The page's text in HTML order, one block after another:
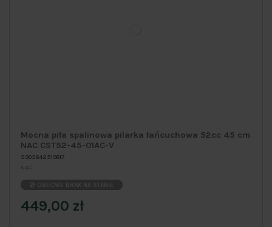
Mocna piła spalinowa pilarka łańcuchowa 52cc 45 cm
NAC CST52-45-01AC-V
5905842519817
NAC
OBECNIE BRAK NA STANIE
449,00 zł